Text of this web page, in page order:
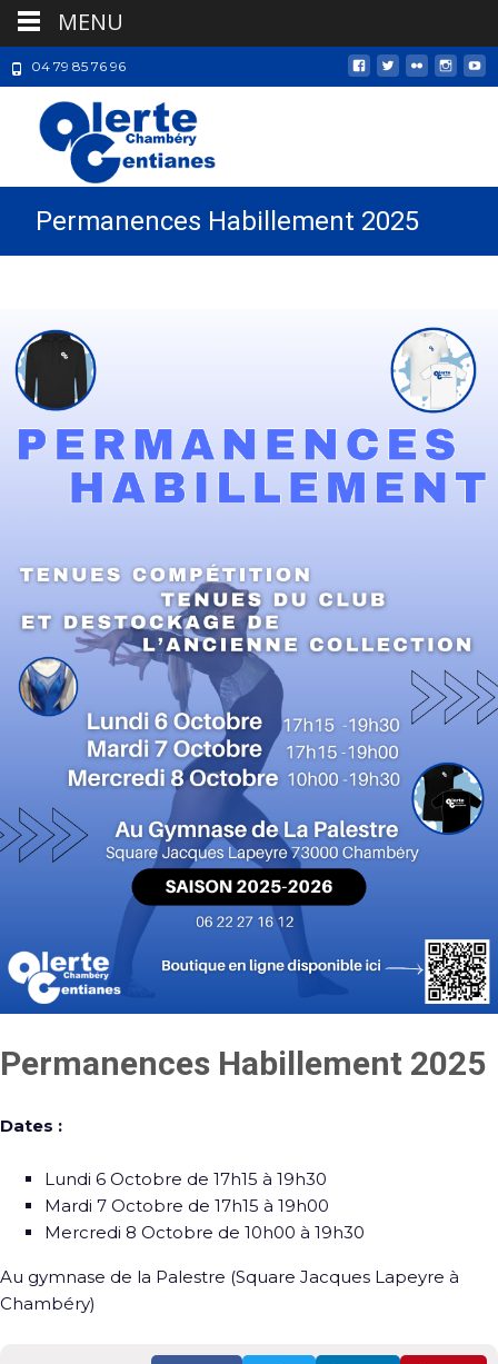
04 79 85 76 96
Permanences Habillement 2025
Permanences Habillement 2025
Dates :
Lundi 6 Octobre de 17h15 à 19h30
Mardi 7 Octobre de 17h15 à 19h00
Mercredi 8 Octobre de 10h00 à 19h30
Au gymnase de la Palestre (Square Jacques Lapeyre à
Chambéry)
MENU